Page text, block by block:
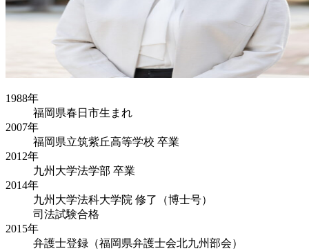
1988年
福岡県春日市生まれ
2007年
福岡県立筑紫丘高等学校 卒業
2012年
九州大学法学部 卒業
2014年
九州大学法科大学院 修了（博士号）
司法試験合格
2015年
弁護士登録（福岡県弁護士会北九州部会）